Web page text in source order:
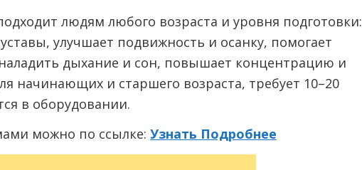
людям любого возраста и уровня подготовки:
улучшает подвижность и осанку, помогает
наладить дыхание и сон, повышает концентрацию и
начинающих и старшего возраста, требует 10–20
в оборудовании.
можно по ссылке: Узнать Подробнее